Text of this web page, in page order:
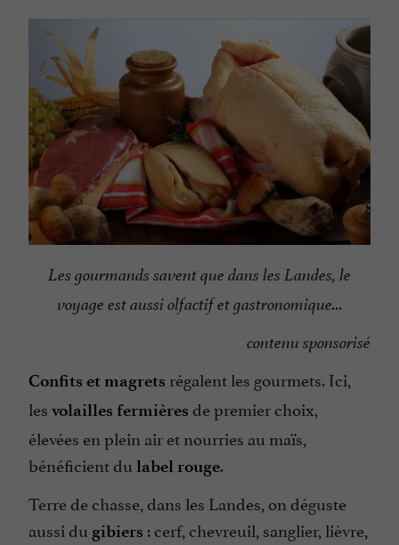
Les gourmands savent que dans les Landes, le
voyage est aussi olfactif et gastronomique...
contenu sponsorisé
Confits et magrets régalent les gourmets. Ici,
les volailles fermières de premier choix,
élevées en plein air et nourries au maïs,
bénéficient du label rouge.
Terre de chasse, dans les Landes, on déguste
aussi du gibiers : cerf, chevreuil, sanglier, lièvre,